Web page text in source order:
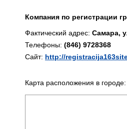
Компания по регистрации
Фактический адрес: Самара,
Телефоны: (846) 9728368
Сайт: http://
Карта расположения в городе: